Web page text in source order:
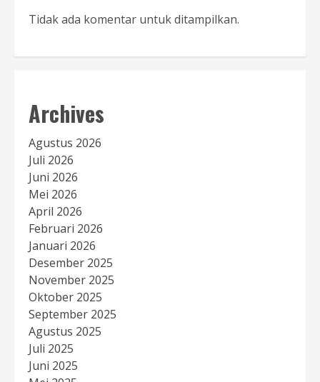
Tidak ada komentar untuk ditampilkan.
Archives
Agustus 2026
Juli 2026
Juni 2026
Mei 2026
April 2026
Februari 2026
Januari 2026
Desember 2025
November 2025
Oktober 2025
September 2025
Agustus 2025
Juli 2025
Juni 2025